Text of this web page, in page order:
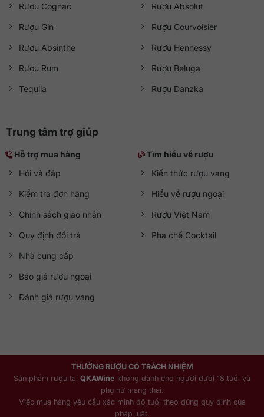
Rượu Cognac
Rượu Gin
Rượu Absinthe
Rượu Rum
Tequila
Rượu Absolut
Rượu Courvoisier
Rượu Hennessy
Rượu Beluga
Rượu Danzka
Trung tâm trợ giúp
Hỗ trợ mua hàng
Hỏi và đáp
Kiểm tra đơn hàng
Chính sách giao nhận
Quy định đổi trả
Nhà cung cấp
Báo giá rượu ngoại
Đánh giá rượu vang
Tìm hiểu về rượu
Kiến thức rượu vang
Hiểu về rượu ngoại
Rượu Việt Nam
Pha chế Cocktail
THƯỞNG RƯỢU CÓ TRÁCH NHIỆM
Sản phẩm rượu tại QKAWine không dành cho người dưới 18 tuổi và
phụ nữ mang thai.
Việc mua hàng yêu cầu xác minh độ tuổi theo đúng quy định của
pháp luật.